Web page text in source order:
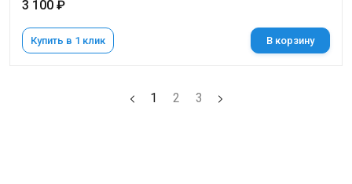
3 100 ₽
Купить в 1 клик В корзину
1 2 3